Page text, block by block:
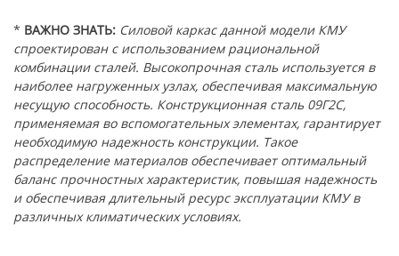
* ВАЖНО ЗНАТЬ: Силовой каркас данной модели КМУ
спроектирован с использованием рациональной
комбинации сталей. Высокопрочная сталь используется в
наиболее нагруженных узлах, обеспечивая максимальную
несущую способность. Конструкционная сталь 09Г2С,
применяемая во вспомогательных элементах, гарантирует
необходимую надежность конструкции. Такое
распределение материалов обеспечивает оптимальный
баланс прочностных характеристик, повышая надежность
и обеспечивая длительный ресурс эксплуатации КМУ в
различных климатических условиях.